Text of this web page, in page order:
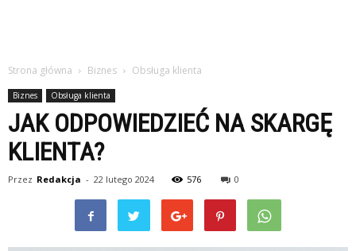
Strona główna Biznes Obsługa klienta
Biznes Obsługa klienta
JAK ODPOWIEDZIEĆ NA SKARGĘ
KLIENTA?
Przez Redakcja - 22 lutego 2024 576 0